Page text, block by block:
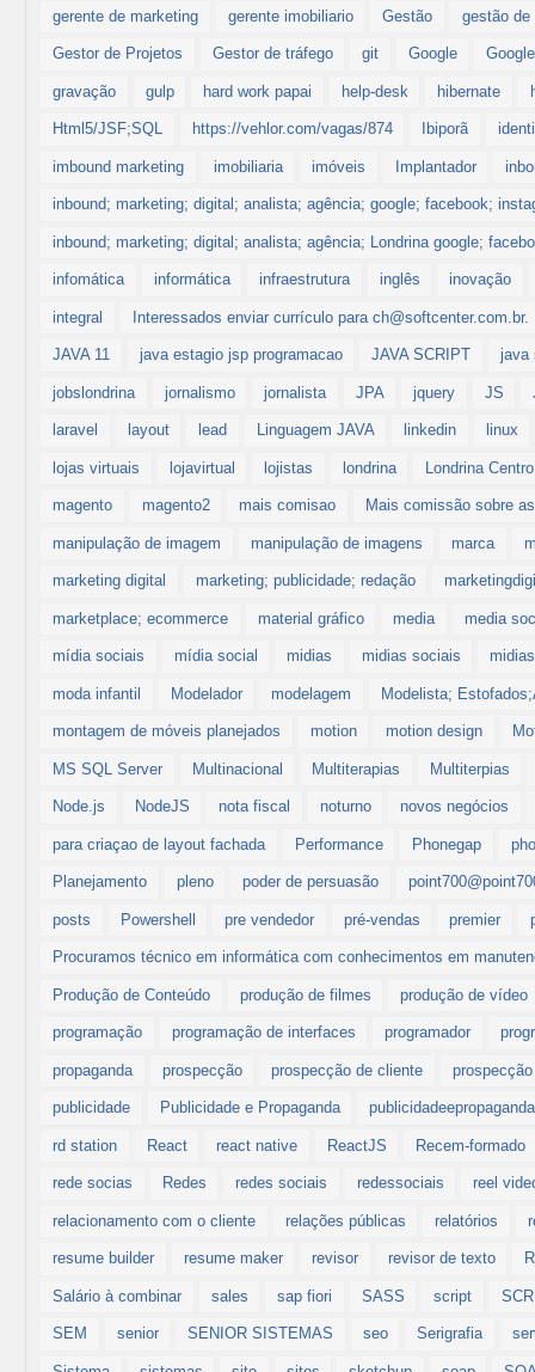
gerente de marketing gerente imobiliario Gestão gestão de
Gestor de Projetos Gestor de tráfego git Google
gravação gulp hard work papai help-desk hibernate
Html5/JSF;SQL https://vehlor.com/vagas/874 Ibiporã
imbound marketing imobiliaria imóveis Implantador
inbound; marketing; digital; analista; agência; google; facebook;
inbound; marketing; digital; analista; agência; Londrina google;
infomática informática infraestrutura inglês inovação
integral Interessados enviar currículo para ch@softcenter.com.br.
JAVA 11 java estagio jsp programacao JAVA SCRIPT java
jobslondrina jornalismo jornalista JPA jquery JS
laravel layout lead Linguagem JAVA linkedin linux
lojas virtuais lojavirtual lojistas londrina Londrina Centro
magento magento2 mais comisao Mais comissão sobre
manipulação de imagem manipulação de imagens marca
marketing digital marketing; publicidade; redação
marketplace; ecommerce material gráfico media media
mídia sociais mídia social midias midias sociais
moda infantil Modelador modelagem Modelista;
montagem de móveis planejados motion motion design
MS SQL Server Multinacional Multiterapias Multiterpias
Node.js NodeJS nota fiscal noturno novos negócios
para criaçao de layout fachada Performance Phonegap
Planejamento pleno poder de persuasão
posts Powershell pre vendedor pré-vendas premier
Procuramos técnico em informática com conhecimentos em
Produção de Conteúdo produção de filmes produção de vídeo
programação programação de interfaces programador
propaganda prospecção prospecção de cliente
publicidade Publicidade e Propaganda publicidadeepropaganda
rd station React react native ReactJS Recem-formado
rede socias Redes redes sociais redessociais reel
relacionamento com o cliente relações públicas relatórios
resume builder resume maker revisor revisor de texto
Salário à combinar sales sap fiori SASS script
SEM senior SENIOR SISTEMAS seo Serigrafia